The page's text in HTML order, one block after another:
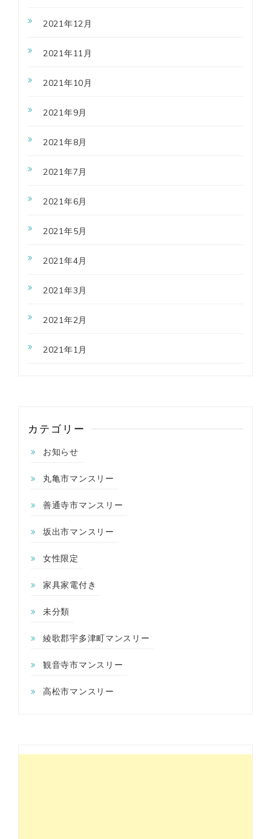
2021年12月
2021年11月
2021年10月
2021年9月
2021年8月
2021年7月
2021年6月
2021年5月
2021年4月
2021年3月
2021年2月
2021年1月
カテゴリー
お知らせ
丸亀市マンスリー
善通寺市マンスリー
坂出市マンスリー
女性限定
家具家電付き
未分類
綾歌郡宇多津町マンスリー
観音寺市マンスリー
高松市マンスリー